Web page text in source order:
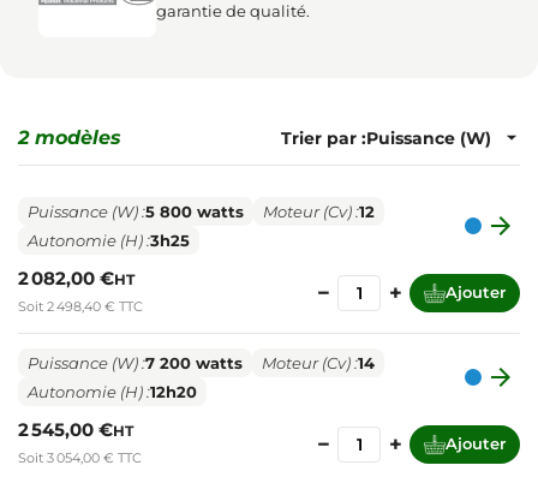
garantie de qualité.
2 modèles Trier par :
Puissance (W) :5 800 watts Moteur (Cv) :12
Autonomie (H) :3h25 
2 082,00 €HT
Soit 2 498,40 € TTC
− + Ajouter
Puissance (W) :7 200 watts Moteur (Cv) :14
Autonomie (H) :12h20 
2 545,00 €HT
Soit 3 054,00 € TTC
− + Ajouter